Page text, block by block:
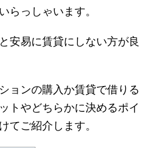
らっしゃいます。
安易に賃貸にしない方が良
ョンの購入か賃貸で借りる
トやどちらかに決めるポイ
てご紹介します。